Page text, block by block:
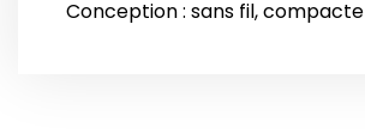
Conception : sans fil, compacte